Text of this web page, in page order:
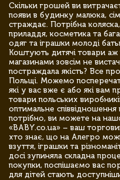
Скільки грошей ви
появи в будинку малюка,
страждає. Потрібна
приладдя, косметика та
одяг та іграшки молоді
Коштують дитячі товари
магазинами зовсім не
постраждала якість? Все
Польщі. Можемо
які у вас вже є або які вам
товари польських
оптимальне співвідношення
потрібно, ви можете на
«BABY.co.ua» – ваш
хто знає, що на Алегро
взуття, іграшки та
досі зупиняла складна
покупки, поспішаємо вас
для дітей стають